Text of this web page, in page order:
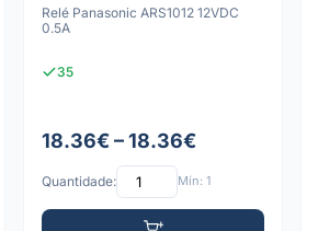
Relé Panasonic ARS1012 12VDC
0.5A
35
18.36€ – 18.36€
Quantidade: Mín: 1